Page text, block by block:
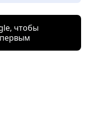
чтобы